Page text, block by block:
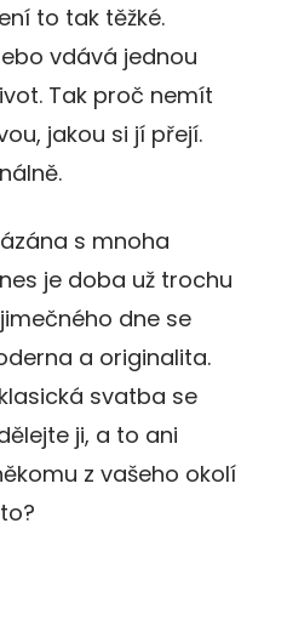
to tak těžké.
vdává jednou
Tak proč nemít
jakou si jí přejí.
s mnoha
je doba už trochu
dne se
a originalita.
svatba se
ji, a to ani
z vašeho okolí